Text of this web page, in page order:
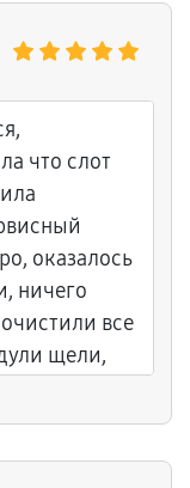
что слот
оказалось
ничего
все
щели,
все